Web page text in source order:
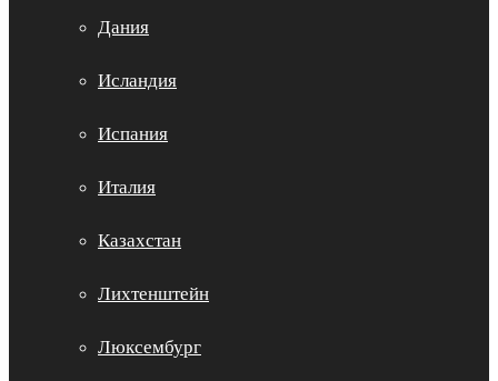
Дания
Исландия
Испания
Италия
Казахстан
Лихтенштейн
Люксембург